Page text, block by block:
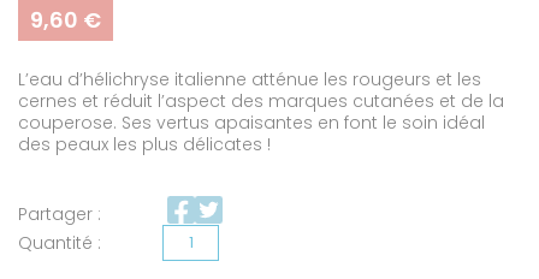
4.00
sur 5
basé
notation
s client
9,60 €
L’eau d’hélichryse italienne atténue les rougeurs et les
cernes et réduit l’aspect des marques cutanées et de la
couperose. Ses vertus apaisantes en font le soin idéal
des peaux les plus délicates !
Partager :
quantité